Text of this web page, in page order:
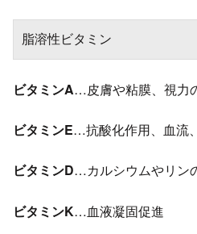
脂溶性ビタミン
ビタミンA…皮膚や粘膜、視力
ビタミンE…抗酸化作用、血流
ビタミンD…カルシウムやリン
ビタミンK…血液凝固促進